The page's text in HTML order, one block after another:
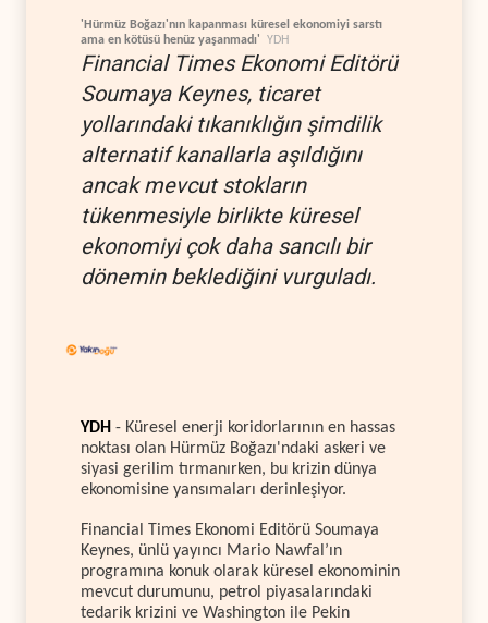
'Hürmüz Boğazı'nın kapanması küresel ekonomiyi sarstı
ama en kötüsü henüz yaşanmadı' YDH
Financial Times Ekonomi Editörü
Soumaya Keynes, ticaret
yollarındaki tıkanıklığın şimdilik
alternatif kanallarla aşıldığını
ancak mevcut stokların
tükenmesiyle birlikte küresel
ekonomiyi çok daha sancılı bir
dönemin beklediğini vurguladı.
YDH - Küresel enerji koridorlarının en hassas
noktası olan Hürmüz Boğazı'ndaki askeri ve
siyasi gerilim tırmanırken, bu krizin dünya
ekonomisine yansımaları derinleşiyor.
Financial Times Ekonomi Editörü Soumaya
Keynes, ünlü yayıncı Mario Nawfal’ın
programına konuk olarak küresel ekonominin
mevcut durumunu, petrol piyasalarındaki
tedarik krizini ve Washington ile Pekin